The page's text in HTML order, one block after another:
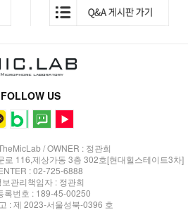
FOLLOW US
/ OWNER : 정관희
로 116,제상가동 3층 302호[현대힐스테이트3차]
: 02-725-6888
관리책임자 : 정관희
록번호 : 189-45-00250
: 제 2023-서울성북-0396 호